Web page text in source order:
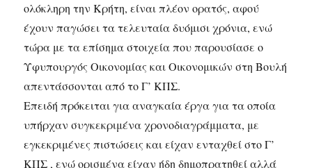
ολόκληρη την Κρήτη, είναι πλέον ορατός, αφού
έχουν παγώσει τα τελευταία δυόμισι χρόνια, ενώ
τώρα με τα επίσημα στοιχεία που παρουσίασε ο
Υφυπουργός Οικονομίας και Οικονομικών στη Βουλή
απεντάσσονται από το Γ’ ΚΠΣ.
Επειδή πρόκειται για αναγκαία έργα για τα οποία
υπήρχαν συγκεκριμένα χρονοδιαγράμματα, με
εγκεκριμένες πιστώσεις και είχαν ενταχθεί στο Γ’
ΚΠΣ , ενώ ορισμένα είχαν ήδη δημοπρατηθεί αλλά